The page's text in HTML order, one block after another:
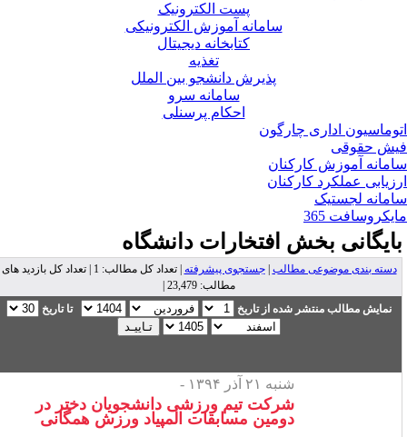
پست الکترونیک
سامانه آموزش الکترونیکی
کتابخانه دیجیتال
تغذیه
پذیرش دانشجو بین الملل
سامانه سرو
احکام پرسنلی
اداری چارگون
حقوقی
آموزش کارکنان
عملکرد کارکنان
لجستیک
365
بخشافتخارات دانشگاه
دسته بندی موضوعی مطالب|جستجوی پیشرفته
| تعداد کل مطالب: 1 | تعداد کل بازدید های
مطالب: 23,479 |
نمایش مطالب منتشر شده از تاریخ
تا تاریخ
شنبه ۲۱ آذر ۱۳۹۴ -
شرکت تیم ورزشی دانشجویان دختر در
دومین مسابقات المپیاد ورزش همگانی